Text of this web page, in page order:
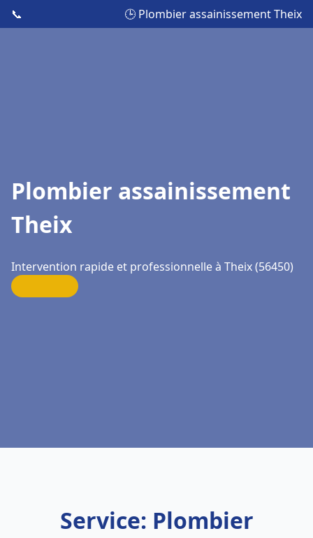
📞 🕒 Plombier assainissement Theix
Plombier assainissement
Theix
Intervention rapide et professionnelle à Theix (56450)
Service: Plombier